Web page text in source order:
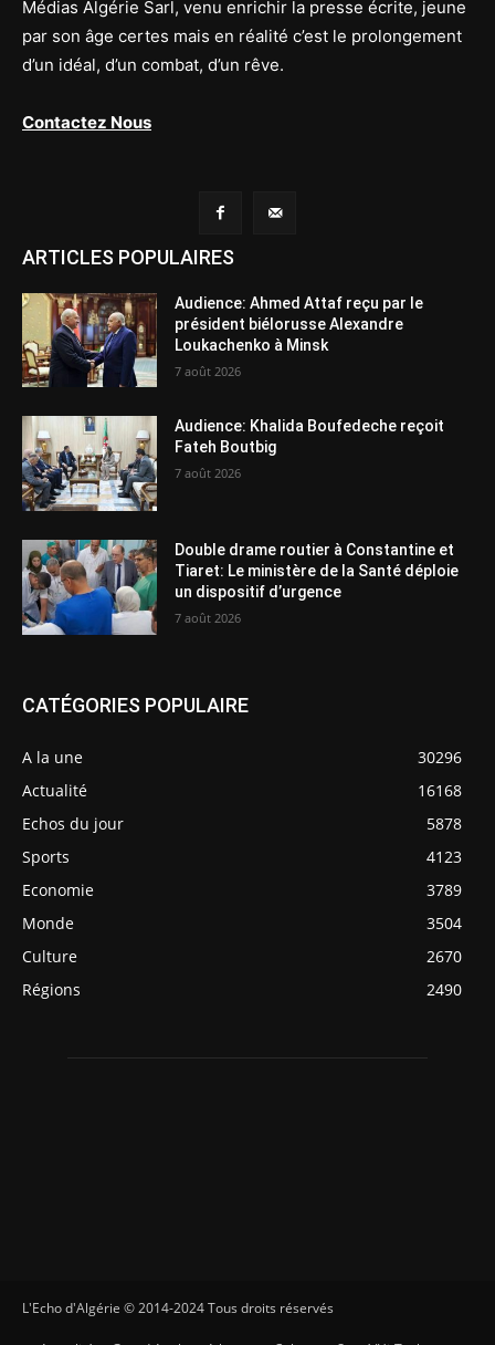
Médias Algérie Sarl, venu enrichir la presse écrite, jeune
par son âge certes mais en réalité c’est le prolongement
d’un idéal, d’un combat, d’un rêve.
Contactez Nous
ARTICLES POPULAIRES
Audience: Ahmed Attaf reçu par le
président biélorusse Alexandre
Loukachenko à Minsk
7 août 2026
Audience: Khalida Boufedeche reçoit
Fateh Boutbig
7 août 2026
Double drame routier à Constantine et
Tiaret: Le ministère de la Santé déploie
un dispositif d’urgence
7 août 2026
CATÉGORIES POPULAIRE
A la une
30296
Actualité
16168
Echos du jour
5878
Sports
4123
Economie
3789
Monde
3504
Culture
2670
Régions
2490
L'Echo d'Algérie © 2014-2024 Tous droits réservés